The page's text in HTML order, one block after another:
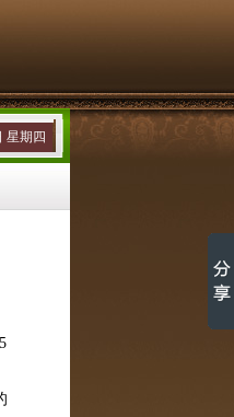
星期四